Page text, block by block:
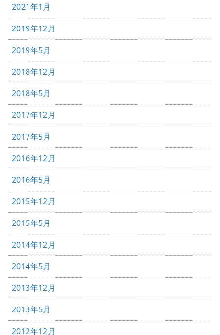
2021年1月
2019年12月
2019年5月
2018年12月
2018年5月
2017年12月
2017年5月
2016年12月
2016年5月
2015年12月
2015年5月
2014年12月
2014年5月
2013年12月
2013年5月
2012年12月